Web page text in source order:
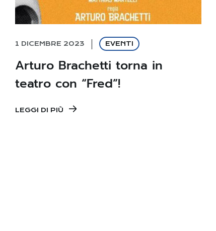
1 DICEMBRE 2023 EVENTI
Arturo Brachetti torna in
teatro con “Fred”!
LEGGI DI PIÙ